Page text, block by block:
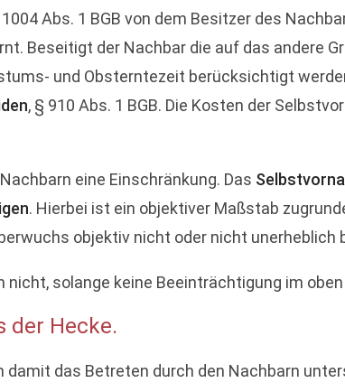
Abs. 1 BGB von dem Besitzer des
Beseitigt der Nachbar die auf das andere
und Obsterntezeit berücksichtigt
, § 910 Abs. 1 BGB. Die Kosten der
eine Einschränkung. Das
. Hierbei ist ein objektiver Maßstab
objektiv nicht oder nicht
solange keine Beeinträchtigung im
der Hecke.
das Betreten durch den Nachbarn